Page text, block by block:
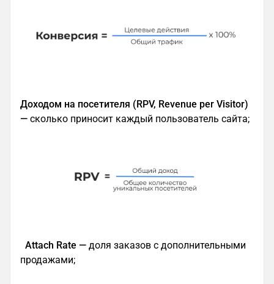
Доходом на посетителя (RPV, Revenue per Visitor)
— сколько приносит каждый пользователь сайта;
Attach Rate — доля заказов с дополнительными
продажами;